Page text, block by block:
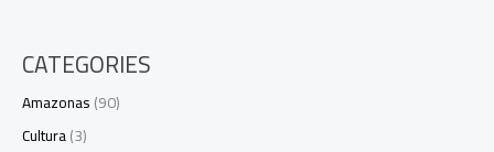
CATEGORIES
Amazonas(90)
Cultura(3)